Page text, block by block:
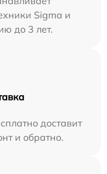
Sigma и
до 3 лет.
доставит
и обратно.